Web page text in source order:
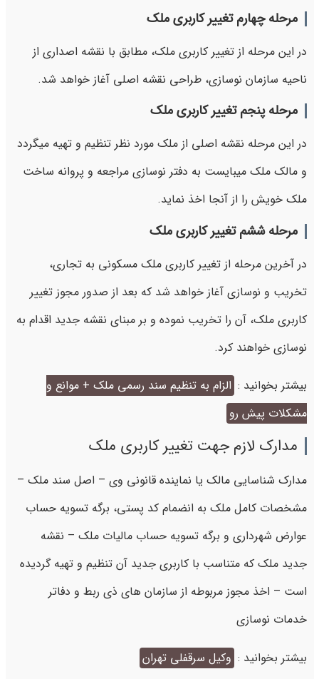
مرحله چهارم تغییر کاربری ملک
در این مرحله از تغییر کاربری ملک، مطابق با نقشه اصداری از
ناحیه سازمان نوسازی، طراحی نقشه اصلی آغاز خواهد شد.
مرحله پنجم تغییر کاربری ملک
در این مرحله نقشه اصلی از ملک مورد نظر تنظیم و تهیه میگردد
و مالک ملک میبایست به دفتر نوسازی مراجعه و پروانه ساخت
ملک خویش را از آنجا اخذ نماید.
مرحله ششم تغییر کاربری ملک
در آخرین مرحله از تغییر کاربری ملک مسکونی به تجاری،
تخریب و نوسازی آغاز خواهد شد که بعد از صدور مجوز تغییر
کاربری ملک، آن را تخریب نموده و بر مبنای نقشه جدید اقدام به
نوسازی خواهند کرد.
بیشتر بخوانید : الزام به تنظيم سند رسمی ملک + موانع و
مشکلات پیش رو
مدارک لازم جهت تغییر کاربری ملک
مدارک شناسایی مالک یا نماینده قانونی وی – اصل سند ملک –
مشخصات کامل ملک به انضمام کد پستی، برگه تسویه حساب
عوارض شهرداری و برگه تسویه حساب مالیات ملک – نقشه
جدید ملک که متناسب با کاربری جدید آن تنظیم و تهیه گردیده
است – اخذ مجوز مربوطه از سازمان ‌های ذی ربط و دفاتر
خدمات نوسازی
بیشتر بخوانید : وکیل سرقفلی تهران